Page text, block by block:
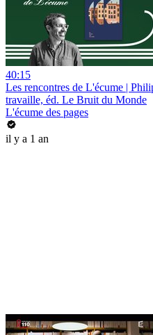
40:15
Les rencontres de L'écume |
travaille, éd. Le Bruit du Monde
L'écume des pages
il y a 1 an